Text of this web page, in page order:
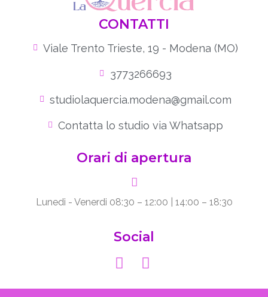
CONTATTI
Viale Trento Trieste, 19 - Modena (MO)
3773266693
studiolaquercia.modena@gmail.com
Contatta lo studio via Whatsapp
Orari di apertura
Lunedi - Venerdi 08:30 – 12:00 | 14:00 – 18:30
Social